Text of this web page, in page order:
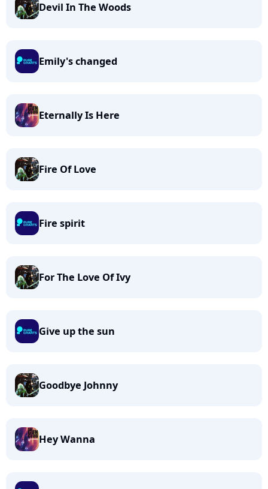
Devil In The Woods
Emily's changed
Eternally Is Here
Fire Of Love
Fire spirit
For The Love Of Ivy
Give up the sun
Goodbye Johnny
Hey Wanna